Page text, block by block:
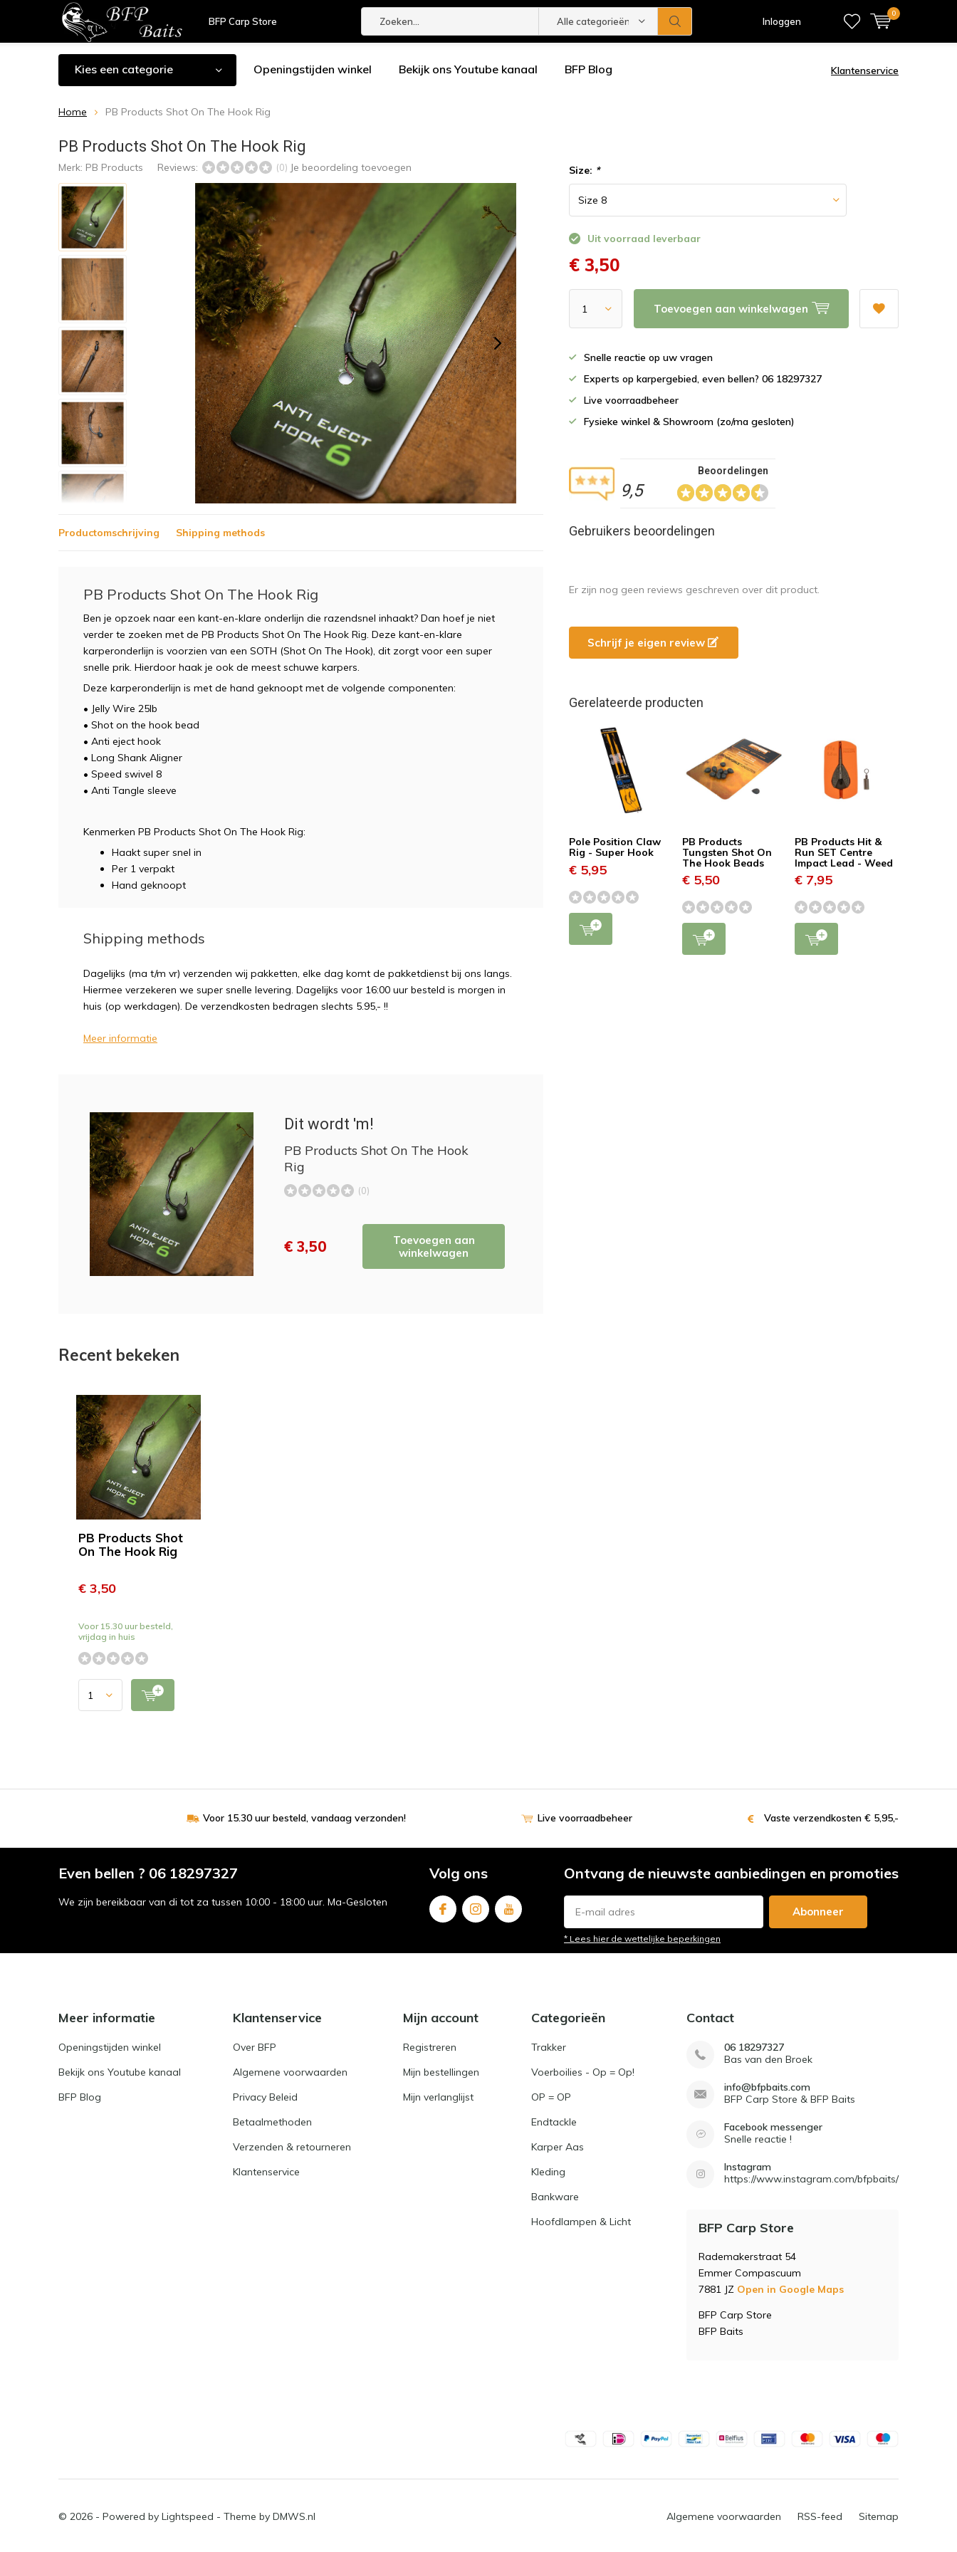
BFP Carp Store Alle categorieën Inloggen
0
Kies een categorie Openingstijden winkel Bekijk ons Youtube kanaal BFP Blog Klantenservice
Home PB Products Shot On The Hook Rig
PB Products Shot On The Hook Rig
Merk: PB Products Reviews: (0) Je beoordeling toevoegen Size: *
Uit voorraad leverbaar
€ 3,50
Toevoegen aan winkelwagen
Snelle reactie op uw vragen
Experts op karpergebied, even bellen? 06 18297327
Live voorraadbeheer
Fysieke winkel & Showroom (zo/ma gesloten)
9,5
Beoordelingen
Productomschrijving Shipping methods
PB Products Shot On The Hook Rig
Ben je opzoek naar een kant-en-klare onderlijn die razendsnel inhaakt? Dan hoef je niet
verder te zoeken met de PB Products Shot On The Hook Rig. Deze kant-en-klare
karperonderlijn is voorzien van een SOTH (Shot On The Hook), dit zorgt voor een super
snelle prik. Hierdoor haak je ook de meest schuwe karpers.
Deze karperonderlijn is met de hand geknoopt met de volgende componenten:
• Jelly Wire 25lb
• Shot on the hook bead
• Anti eject hook
• Long Shank Aligner
• Speed swivel 8
• Anti Tangle sleeve
Kenmerken PB Products Shot On The Hook Rig:
Haakt super snel in
Per 1 verpakt
Hand geknoopt
Shipping methods
Dagelijks (ma t/m vr) verzenden wij pakketten, elke dag komt de pakketdienst bij ons langs.
Hiermee verzekeren we super snelle levering. Dagelijks voor 16:00 uur besteld is morgen in
huis (op werkdagen). De verzendkosten bedragen slechts 5.95,- !!
Meer informatie
Dit wordt 'm!
PB Products Shot On The Hook
Rig
(0)
€ 3,50
Toevoegen aan
winkelwagen
Gebruikers beoordelingen
Er zijn nog geen reviews geschreven over dit product.
Schrijf je eigen review
Gerelateerde producten
Pole Position Claw
Rig - Super Hook
€ 5,95
PB Products
Tungsten Shot On
The Hook Beads
€ 5,50
PB Products Hit &
Run SET Centre
Impact Lead - Weed
€ 7,95
Recent bekeken
PB Products Shot
On The Hook Rig
€ 3,50
Voor 15.30 uur besteld,
vrijdag in huis
Voor 15.30 uur besteld, vandaag verzonden! Live voorraadbeheer Vaste verzendkosten € 5,95,-
Even bellen ? 06 18297327
We zijn bereikbaar van di tot za tussen 10:00 - 18:00 uur. Ma-Gesloten
Volg ons Ontvang de nieuwste aanbiedingen en promoties
Abonneer
* Lees hier de wettelijke beperkingen
Meer informatie
Openingstijden winkel
Bekijk ons Youtube kanaal
BFP Blog
Klantenservice
Over BFP
Algemene voorwaarden
Privacy Beleid
Betaalmethoden
Verzenden & retourneren
Klantenservice
Mijn account
Registreren
Mijn bestellingen
Mijn verlanglijst
Categorieën
Trakker
Voerboilies - Op = Op!
OP = OP
Endtackle
Karper Aas
Kleding
Bankware
Hoofdlampen & Licht
Contact
06 18297327
Bas van den Broek
info@bfpbaits.com
BFP Carp Store & BFP Baits
Facebook messenger
Snelle reactie !
Instagram
https://www.instagram.com/bfpbaits/
BFP Carp Store
Rademakerstraat 54
Emmer Compascuum
7881 JZ Open in Google Maps
BFP Carp Store
BFP Baits
© 2026 - Powered by Lightspeed - Theme by DMWS.nl Algemene voorwaarden RSS-feed Sitemap